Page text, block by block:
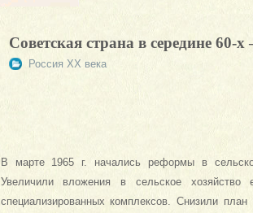
Советская страна в середине 60-
Россия ХХ века
В марте 1965 г. начались реформы в
Увеличили вложения в сельское
специализированных комплексов. Снизили